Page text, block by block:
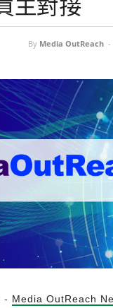
主對接
By Media OutReach -
- Media OutReach